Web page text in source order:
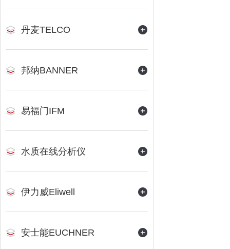
丹麦TELCO
邦纳BANNER
易福门IFM
水质在线分析仪
伊力威Eliwell
安士能EUCHNER